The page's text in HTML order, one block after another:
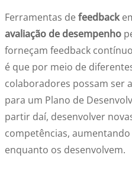
Ferramentas defeedback
avaliação de desempenho
forneçam feedback
é que por meio de
colaboradores possam ser
para um Plano de
partir daí, desenvolver
competências,
enquanto os desenvolvem.